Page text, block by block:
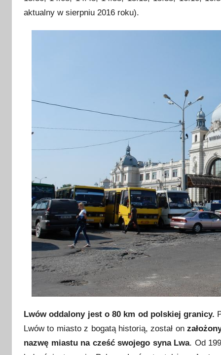
aktualny w sierpniu 2016 roku).
Lwów oddalony jest o 80 km od polskiej granicy.
Lwów to miasto z bogatą historią, został on
nazwę miastu na cześć swojego syna Lwa. Od